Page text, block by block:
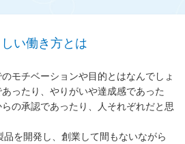
い働き方とは
モチベーションや目的とはなんでしょ
ったり、やりがいや達成感であった
らの承認であったり、人それぞれだと思
を開発し、創業して間もないながら